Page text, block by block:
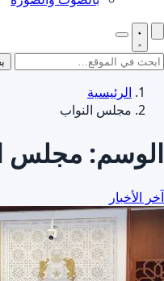
الرئيسية
مجلس النواب
الوسم: مجلس
آخر الأخبار